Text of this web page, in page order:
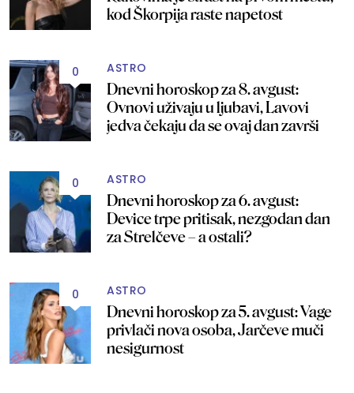
kod Škorpija raste napetost
0 ASTRO
Dnevni horoskop za 8. avgust:
Ovnovi uživaju u ljubavi, Lavovi
jedva čekaju da se ovaj dan završi
0 ASTRO
Dnevni horoskop za 6. avgust:
Device trpe pritisak, nezgodan dan
za Strelčeve – a ostali?
0 ASTRO
Dnevni horoskop za 5. avgust: Vage
privlači nova osoba, Jarčeve muči
nesigurnost